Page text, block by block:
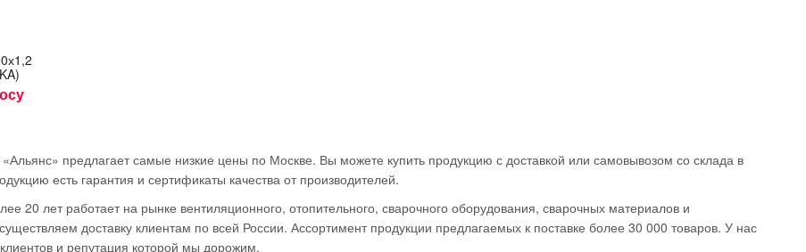
предлагает самые низкие цены по Москве. Вы можете купить продукцию с доставкой или самовывозом со склада в
есть гарантия и сертификаты качества от производителей.
20 лет работает на рынке вентиляционного, отопительного, сварочного оборудования, сварочных материалов и
доставку клиентам по всей России. Ассортимент продукции предлагаемых к поставке более 30 000 товаров. У нас
и репутация которой мы дорожим.